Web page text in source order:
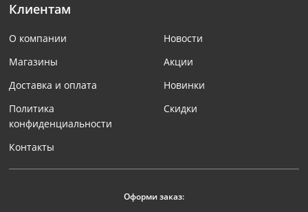
Клиентам
О компании
Магазины
Доставка и оплата
Политика
конфиденциальности
Контакты
Новости
Акции
Новинки
Скидки
Оформи заказ: